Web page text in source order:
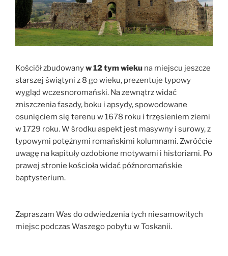
Kościół zbudowanyw 12 tym wieku na miejscu jeszcze
starszej świątyni z 8 go wieku, prezentuje typowy
wygląd wczesnoromański. Na zewnątrz widać
zniszczenia fasady, boku i apsydy, spowodowane
osunięciem się terenu w 1678 roku i trzęsieniem ziemi
w 1729 roku. W środku aspekt jest masywny i surowy, z
typowymi potężnymi romańskimi kolumnami. Zwróćcie
uwagę na kapituły ozdobione motywami i historiami. Po
prawej stronie kościoła widać późnoromańskie
baptysterium.
Zapraszam Was do odwiedzenia tych niesamowitych
miejsc podczas Waszego pobytu w Toskanii.